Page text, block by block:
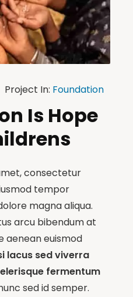
Project In: Foundation
Is Hope
consectetur
tempor
magna aliqua.
arcu bibendum at
aenean euismod
lacus sed viverra
fermentum
sed id semper.